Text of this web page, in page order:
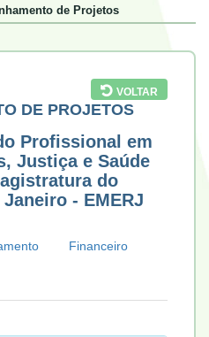
de Projetos
VOLTAR
DE PROJETOS
Profissional em
Justiça e Saúde
do
- EMERJ
Financeiro